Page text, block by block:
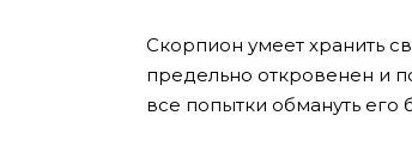
Скорпион умеет хранить
предельно откровенен и
все попытки обмануть его